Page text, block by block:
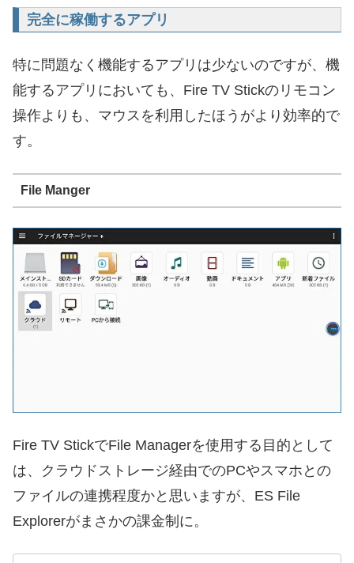
完全に稼働するアプリ
特に問題なく機能するアプリは少ないのですが、機
能するアプリにおいても、Fire TV Stickのリモコン
操作よりも、マウスを利用したほうがより効率的で
す。
File Manger
Fire TV StickでFile Managerを使用する目的として
は、クラウドストレージ経由でのPCやスマホとの
ファイルの連携程度かと思いますが、ES File
Explorerがまさかの課金制に。